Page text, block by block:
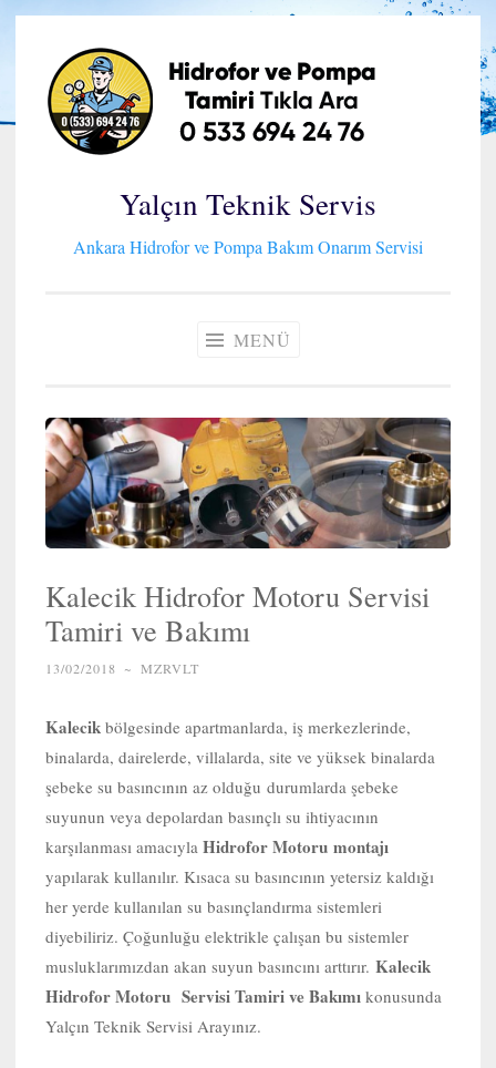
İçeriğe
geç
Yalçın Teknik Servis
Ankara Hidrofor ve Pompa Bakım Onarım Servisi
MENÜ
Kalecik Hidrofor Motoru Servisi
Tamiri ve Bakımı
13/02/2018 ~ MZRVLT
Kalecik bölgesinde apartmanlarda, iş merkezlerinde,
binalarda, dairelerde, villalarda, site ve yüksek binalarda
şebeke su basıncının az olduğu durumlarda şebeke
suyunun veya depolardan basınçlı su ihtiyacının
karşılanması amacıyla Hidrofor Motoru montajı
yapılarak kullanılır. Kısaca su basıncının yetersiz kaldığı
her yerde kullanılan su basınçlandırma sistemleri
diyebiliriz. Çoğunluğu elektrikle çalışan bu sistemler
musluklarımızdan akan suyun basıncını arttırır. Kalecik
Hidrofor Motoru Servisi Tamiri ve Bakımı konusunda
Yalçın Teknik Servisi Arayınız.